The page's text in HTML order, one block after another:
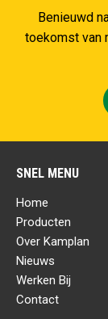
Benieuwd
toekomst van
SNEL MENU
Home
Producten
Over Kamplan
Nieuws
Werken Bij
Contact